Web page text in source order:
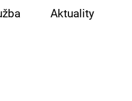
Aktuality